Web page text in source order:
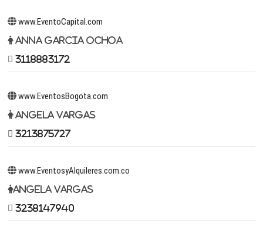
www.EventoCapital.com
Anna Garcia Ochoa
3118883172
www.EventosBogota.com
Angela Vargas
3213875727
www.EventosyAlquileres.com.co
Angela Vargas
3238147940